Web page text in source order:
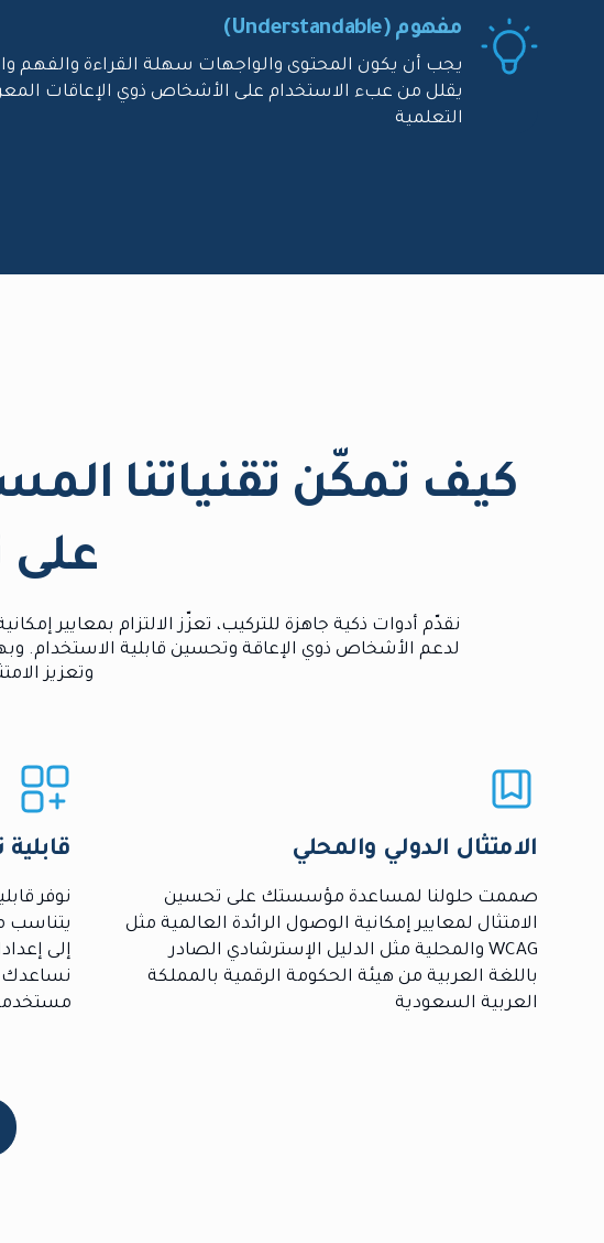
مفهوم (Understandable)
يجب أن يكون المحتوى والواجهات سهلة القراءة والفهم
يقلل من عبء الاستخدام على الأشخاص ذوي الإعاقات
التعلمية
كيف تمكّن تقنياتنا
على
لدعم الأشخاص ذوي الإعاقة وتحسين قابلية الاستخدام.
وتعزيز
الامتثال الدولي والمحلي
صممت حلولنا لمساعدة مؤسستك على تحسين
الامتثال لمعايير إمكانية الوصول الرائدة العالمية مثل
WCAG والمحلية مثل الدليل الإسترشادي الصادر
باللغة العربية من هيئة الحكومة الرقمية بالمملكة
العربية السعودية
نوفر
يتناسب
إلى
نساعدك